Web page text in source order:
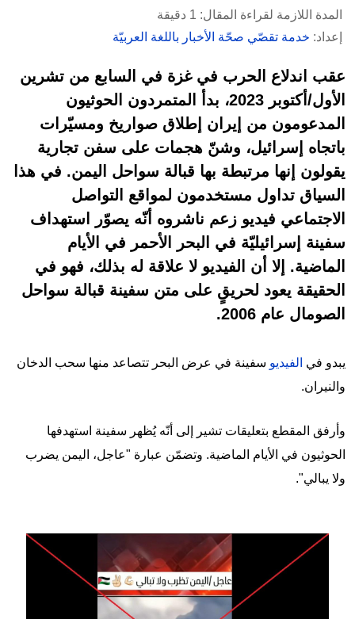
المدة اللازمة لقراءة المقال: 1 دقيقة
إعداد: خدمة تقصّي صحّة الأخبار باللغة العربيّة
عقب اندلاع الحرب في غزة في السابع من تشرين
الأول/أكتوبر 2023، بدأ المتمردون الحوثيون
المدعومون من إيران إطلاق صواريخ ومسيّرات
باتجاه إسرائيل، وشنّ هجمات على سفن تجارية
يقولون إنها مرتبطة بها قبالة سواحل اليمن. في هذا
السياق تداول مستخدمون لمواقع التواصل
الاجتماعي فيديو زعم ناشروه أنّه يصوّر استهداف
سفينة إسرائيليّة في البحر الأحمر في الأيام
الماضية. إلا أن الفيديو لا علاقة له بذلك، فهو في
الحقيقة يعود لحريقٍ على متن سفينة قبالة سواحل
الصومال عام 2006.
يبدو في الفيديو سفينة في عرض البحر تتصاعد منها سحب الدخان
والنيران.
وأرفق المقطع بتعليقات تشير إلى أنّه يُظهر سفينة استهدفها
الحوثيون في الأيام الماضية. وتضمّن عبارة "عاجل، اليمن يضرب
ولا يبالي".
Image